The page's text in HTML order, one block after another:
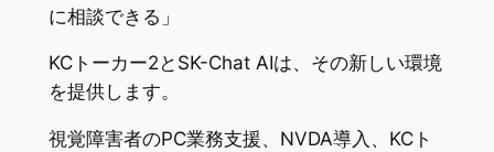
に相談できる」
KCトーカー2とSK-Chat AIは、その新しい環境
を提供します。
視覚障害者のPC業務支援、NVDA導入、KCト